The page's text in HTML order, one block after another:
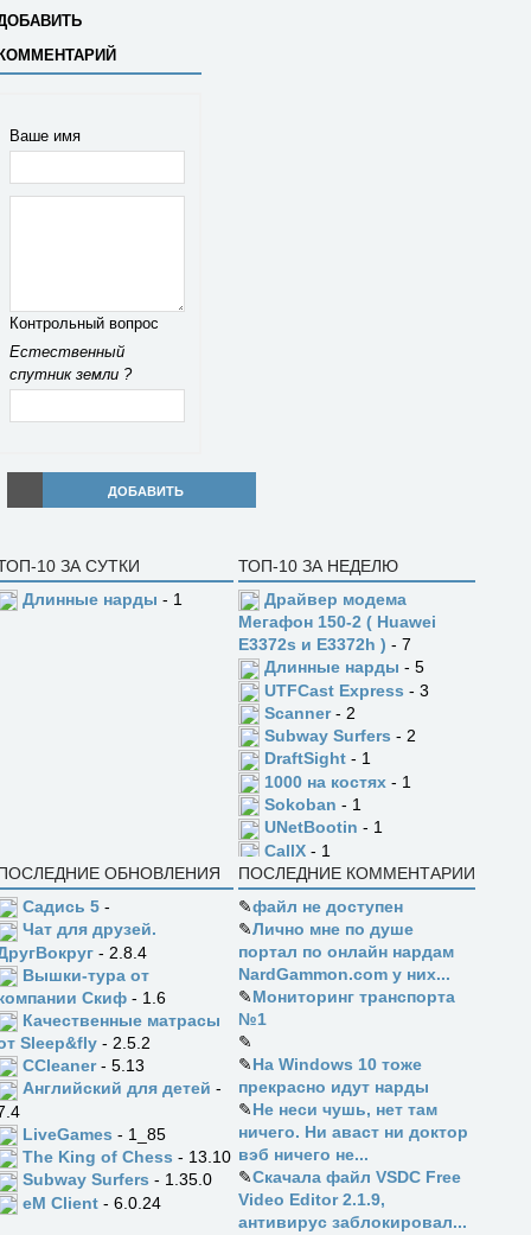
Ваше имя
Контрольный вопрос
Естественный
спутник земли ?
ДОБАВИТЬ
10 ЗА СУТКИ
Длинные нарды - 1
ТОП-10 ЗА НЕДЕЛЮ
Драйвер модема
Мегафон 150-2 ( Huawei
E3372s и E3372h ) - 7
Длинные нарды - 5
UTFCast Express - 3
Scanner- 2
Subway Surfers - 2
DraftSight - 1
1000 на костях - 1
Sokoban - 1
UNetBootin - 1
CallX - 1
ОБНОВЛЕНИЯ
Садись 5 -
Чат для друзей.
- 2.8.4
Вышки-тура от
Скиф - 1.6
Качественные матрасы
Sleep&fly - 2.5.2
CCleaner- 5.13
Английский для детей -
LiveGames - 1_85
The King of Chess - 13.10
Subway Surfers - 1.35.0
eM Client - 6.0.24
ПОСЛЕДНИЕ КОММЕНТАРИИ
✎файл не доступен
✎Лично мне по душе
портал по онлайн нардам
NardGammon.com у них...
✎Мониторинг транспорта
№1
✎
✎На Windows 10 тоже
прекрасно идут нарды
✎Не неси чушь, нет там
ничего. Ни аваст ни доктор
вэб ничего не...
✎Скачала файл VSDC Free
Video Editor 2.1.9,
антивирус заблокировал...